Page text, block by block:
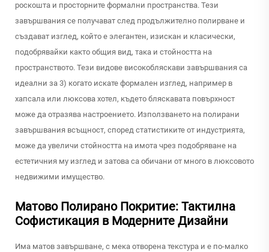
роскошта и просторните формални пространства. Тези
завършвания се получават след продължително полирване и
създават изглед, който е элегантен, изискан и класически,
подобрявайки както общия вид, така и стойността на
пространството. Тези видове високобляскави завършвания са
идеални за 3) когато искате формален изглед, например в
хапсала или люксова хотел, където бляскавата повърхност
може да отразява настроението. Използването на полирани
завършвания всъщност, според статистиките от индустрията,
може да увеличи стойността на имота чрез подобряване на
естетичния му изглед и затова са обичани от много в люксовото
недвижими имущество.
Матово Полирано Покритие: Тактилна
Софистикация в Модерните Дизайни
Има матов завършване, с мека отворена текстура и е по-малко